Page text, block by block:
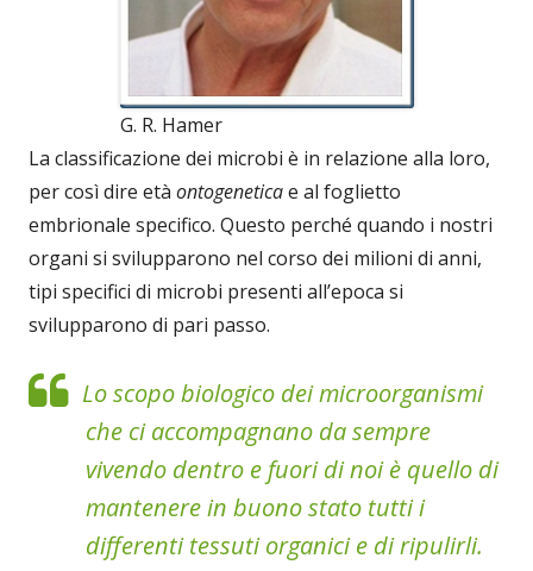
G. R. Hamer
La classificazione dei microbi è in relazione alla loro,
per così dire età ontogeneticae al foglietto
embrionale specifico. Questo perché quando i nostri
organi si svilupparono nel corso dei milioni di anni,
tipi specifici di microbi presenti all’epoca si
svilupparono di pari passo.
Lo scopo biologico dei microorganismi
che ci accompagnano da sempre
vivendo dentro e fuori di noi è quello di
mantenere in buono stato tutti i
differenti tessuti organici e di ripulirli.